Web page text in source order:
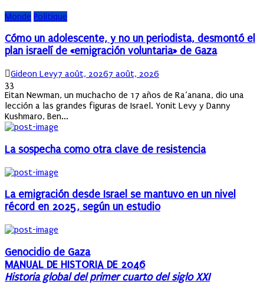
Monde Politique
Cómo un adolescente, y no un periodista, desmontó el
plan israelí de «emigración voluntaria» de Gaza
Author
Gideon LevyPosted
7 août, 20267 août, 2026
33
Eitan Newman, un muchacho de 17 años de Ra’anana, dio una
lección a las grandes figuras de Israel. Yonit Levy y Danny
Kushmaro, Ben...
La sospecha como otra clave de resistencia
La emigración desde Israel se mantuvo en un nivel
récord en 2025, según un estudio
Genocidio de Gaza
MANUAL DE HISTORIA DE 2046
Historia global del primer cuarto del siglo XXI